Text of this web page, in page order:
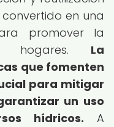
en una
promover la
hogares. La
que fomenten
para mitigar
un uso
hídricos. A